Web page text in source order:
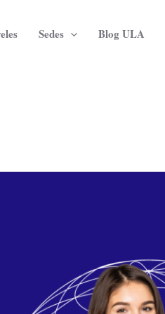
Sedes Blog ULA